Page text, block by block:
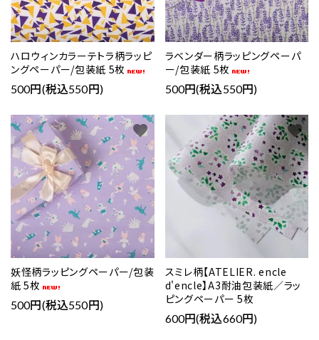
ハロウィンカラーテトラ柄ラッピ
ングペーパー/包装紙 5枚
500円(税込550円)
ラベンダー柄ラッピングペーパ
ー/包装紙 5枚
500円(税込550円)
妖怪柄ラッピングペーパー/包装
紙 5枚
500円(税込550円)
favorite
スミレ柄【ATELIER. encle
d'encle】A3耐油包装紙／ラッ
ピングペーパー 5枚
600円(税込660円)
favorite